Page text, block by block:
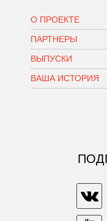
О ПРОЕКТЕ
ПАРТНЕРЫ
ВЫПУСКИ
ВАША ИСТОРИЯ